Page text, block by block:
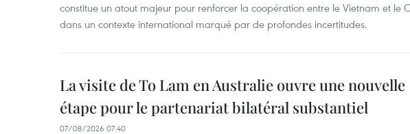
constitue un atout majeur pour renforcer la coopération entre le Vietnam et le
dans un contexte international marqué par de profondes incertitudes.
La visite de To Lam en Australie ouvre une nouvelle
étape pour le partenariat bilatéral substantiel
07/08/2026 07:40